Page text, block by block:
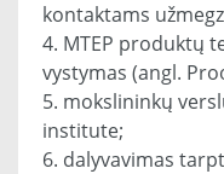
kontaktams
4. MTEP produktų
vystymas (angl.
5. mokslininkų
institute;
6. dalyvavimas